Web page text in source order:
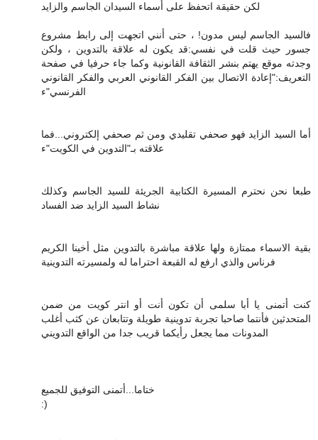
لكن حقيقة اتحفظ على أسماء السيدان الجاسم والزايد
فالسيد الجاسم ليس مدون! ، حتى أنني اتجهت إلى رابط مشروع
جسور حيث قلت في نفسي:قد يكون له علاقة بالتدوين ، ولكن
وجدته موقع يهتم بنشر الثقافة القانونية وكما جاء حرفيا في صفحة
التعريف:"إعادة الاتصال بين الفكر القانوني العربي والفكر القانوني
الفرنسي"ء
أما السيد الزايد فهو صحفي تقليدي ومن ثم صحفي إلكتروني...فما
علاقته بـ"التدوين في الكويت"ء
طبعا نحن نحترم المسيرة الكتابية الجريئة للسيد الجاسم وكذلك
نشاط السيد الزايد ضد الفساد
بقية الاسماء ممتازة ولها علاقة مباشرة بالتدوين مثل أخينا الكريم
فرناس والذي ارفع له القبعة احتراما له ولمسيرته التدوينية
كنت أتمنى يا أبا سلمى أن تكون أنت أو انتر كويت من ضمن
المتحدثين فأنتما صاحبا تجربة تدوينية طويلة وتتابعان عن كثب أغلب
المدونات مما يجعل رأيكما قريب جدا من الواقع التدويني
ختاما...أتمنى التوفيق للجميع
:)